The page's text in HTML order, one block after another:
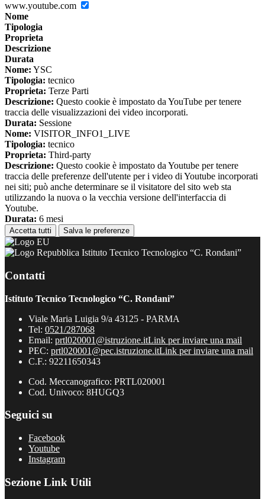
www.youtube.com
Nome
Tipologia
Proprieta
Descrizione
Durata
Nome: YSC
Tipologia: tecnico
Proprieta: Terze Parti
Descrizione: Questo cookie è impostato da YouTube per tenere
traccia delle visualizzazioni dei video incorporati.
Durata: Sessione
Nome: VISITOR_INFO1_LIVE
Tipologia: tecnico
Proprieta: Third-party
Descrizione: Questo cookie è impostato da Youtube per tenere
traccia delle preferenze dell'utente per i video di Youtube incorporati
nei siti; può anche determinare se il visitatore del sito web sta
utilizzando la nuova o la vecchia versione dell'interfaccia di
Youtube.
Durata: 6 mesi
Accetta tutti Salva le preferenze
Istituto Tecnico Tecnologico “C. Rondani”
Contatti
Istituto Tecnico Tecnologico “C. Rondani”
Viale Maria Luigia 9/a 43125 - PARMA
Tel: 0521/287068
Email: prtl020001@istruzione.itLink per inviare una mail
PEC: prtl020001@pec.istruzione.itLink per inviare una mail
C.F.: 92211650343
Cod. Meccanografico: PRTL020001
Cod. Univoco: 8HUGQ3
Seguici su
Facebook
Youtube
Instagram
Sezione Link Utili